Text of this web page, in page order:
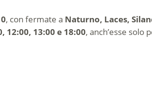
, con fermate a Naturno, Laces,
12:00, 13:00 e 18:00, anch’esse solo